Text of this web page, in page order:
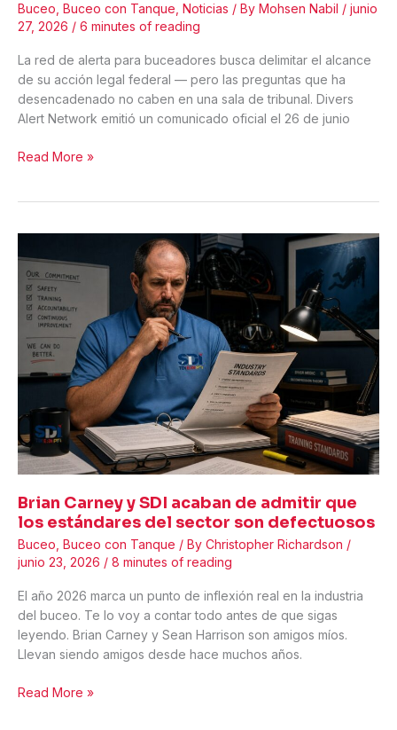
Buceo Buceo con Tanque Noticias / By Mohsen Nabil / junio
27, 2026 / 6 minutes of reading
La red de alerta para buceadores busca delimitar el alcance
de su acción legal federal — pero las preguntas que ha
desencadenado no caben en una sala de tribunal. Divers
Alert Network emitió un comunicado oficial el 26 de junio
DAN
Oficial
en
el
Caso
Dylan
Harrison
—
Preguntas
la
Industria
Más
Allá
del
Derecho
Read More »
Brian Carney y SDI acaban de admitir que
los estándares del sector son defectuosos
Buceo Buceo con Tanque / By Christopher Richardson /
junio 23, 2026 / 8 minutes of reading
El año 2026 marca un punto de inflexión real en la industria
del buceo. Te lo voy a contar todo antes de que sigas
leyendo. Brian Carney y Sean Harrison son amigos míos.
Llevan siendo amigos desde hace muchos años.
Brian
Read More »